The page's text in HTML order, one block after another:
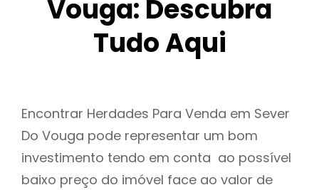
Vouga: Descubra
Tudo Aqui
Encontrar Herdades Para Venda em Sever
Do Vouga pode representar um bom
investimento tendo em conta ao possível
baixo preço do imóvel face ao valor de